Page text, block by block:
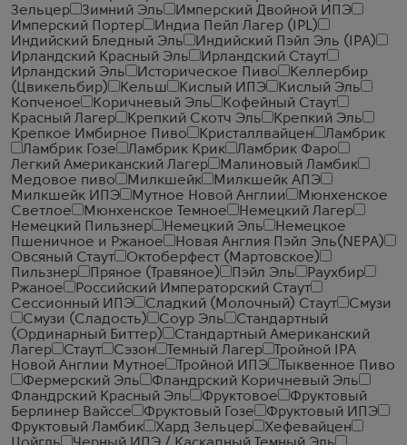
Зельцер
Зимний Эль
Имперский Двойной ИПЭ
Имперский Портер
Индиа Пейл Лагер (IPL)
Индийский Бледный Эль
Индийский Пэйл Эль (IPA)
Ирландский Красный Эль
Ирландский Стаут
Ирландский Эль
Историческое Пиво
Келлербир
(Цвикельбир)
Кельш Кислый ИПЭ
Кислый Эль
Копченое
Коричневый Эль
Кофейный Стаут
Красный Лагер
Крепкий Скотч Эль
Крепкий Эль
Крепкое Имбирное Пиво
Кристаллвайцен
Ламбрик
Ламбрик Гозе
Ламбрик Крик
Ламбрик Фаро
Легкий Американский Лагер
Малиновый Ламбик
Медовое пиво
Милкшейк
Милкшейк АПЭ
Милкшейк ИПЭ
Мутное Новой Англии
Мюнхенское
Светлое
Мюнхенское Темное
Немецкий Лагер
Немецкий Пильзнер
Немецкий Эль
Немецкое
Пшеничное и Ржаное
Новая Англия Пэйл Эль(NEPA)
Овсяный Стаут
Октоберфест (Мартовское)
Пильзнер
Пряное (Травяное) Пэйл Эль
Раухбир
Ржаное
Российский Императорский Стаут
Сессионный ИПЭ
Сладкий (Молочный) Стаут
Смузи
Смузи (Сладость)
Соур Эль
Стандартный
(Ординарный Биттер)
Стандартный Американский
Лагер
Стаут Сэзон Темный Лагер
Тройной IPA
Новой Англии Мутное
Тройной ИПЭ
Тыквенное Пиво
Фермерский Эль
Фландрский Коричневый Эль
Фландрский Красный Эль
Фруктовое
Фруктовый
Берлинер Вайссе
Фруктовый Гозе
Фруктовый ИПЭ
Фруктовый Ламбик
Хард Зельцер
Хефевайцен